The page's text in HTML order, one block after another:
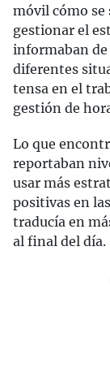
móvil cómo se
gestionar el
informaban de
diferentes
tensa en el
gestión de
Lo que
reportaban
usar más
positivas en
traducía en
al final del día.